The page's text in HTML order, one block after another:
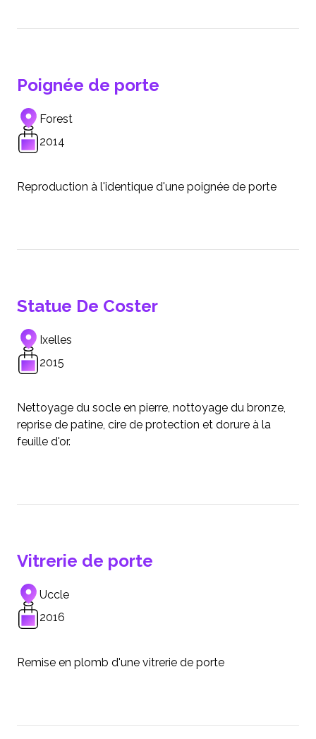
Poignée de porte
Forest
2014
Reproduction à l'identique d'une poignée de porte
Statue De Coster
Ixelles
2015
Nettoyage du socle en pierre, nottoyage du bronze,
reprise de patine, cire de protection et dorure à la
feuille d'or.
Vitrerie de porte
Uccle
2016
Remise en plomb d'une vitrerie de porte